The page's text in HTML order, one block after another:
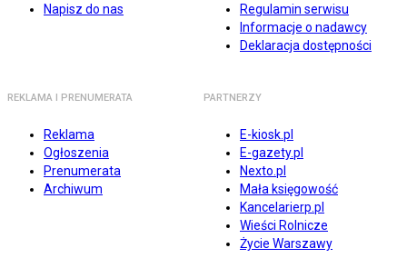
Napisz do nas
Regulamin serwisu
Informacje o nadawcy
Deklaracja dostępności
REKLAMA I PRENUMERATA
Reklama
Ogłoszenia
Prenumerata
Archiwum
PARTNERZY
E-kiosk.pl
E-gazety.pl
Nexto.pl
Mała księgowość
Kancelarierp.pl
Wieści Rolnicze
Życie Warszawy